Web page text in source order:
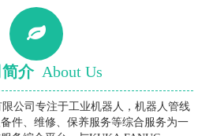
介 About Us
公司专注于工业机器人，机器人管线
件、维修、保养服务等综合服务为一